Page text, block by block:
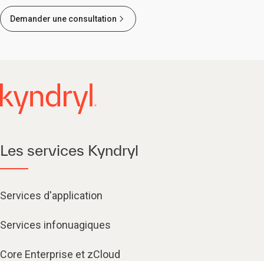
Demander une consultation
Les services Kyndryl
Services d'application
Services infonuagiques​
Core Enterprise et zCloud